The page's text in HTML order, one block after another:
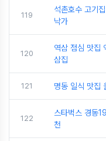
119
석촌호수 고기
낙가
120
역삼 점심 맛집
삼집
121 명동 일식 맛집
122
스타벅스 경동
천